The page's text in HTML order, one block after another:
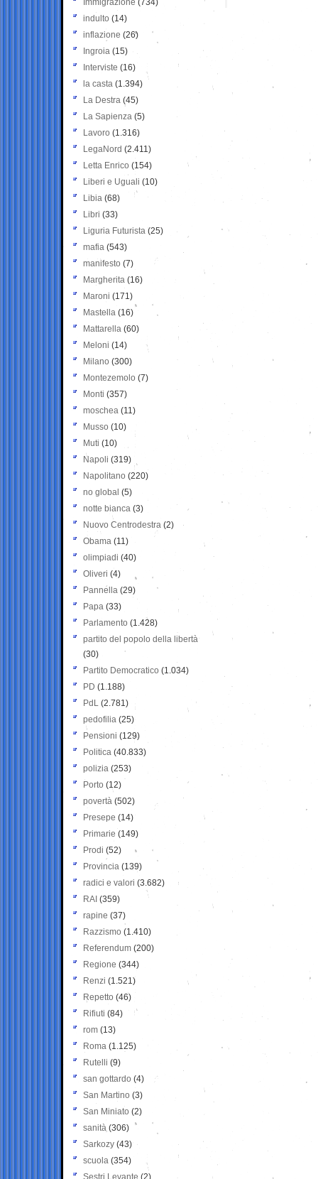
Immigrazione (734)
indulto (14)
inflazione (26)
Ingroia (15)
Interviste (16)
la casta (1.394)
La Destra (45)
La Sapienza (5)
Lavoro (1.316)
LegaNord (2.411)
Letta Enrico (154)
Liberi e Uguali (10)
Libia (68)
Libri (33)
Liguria Futurista (25)
mafia (543)
manifesto (7)
Margherita (16)
Maroni (171)
Mastella (16)
Mattarella (60)
Meloni (14)
Milano (300)
Montezemolo (7)
Monti (357)
moschea (11)
Musso (10)
Muti (10)
Napoli (319)
Napolitano (220)
no global (5)
notte bianca (3)
Nuovo Centrodestra (2)
Obama (11)
olimpiadi (40)
Oliveri (4)
Pannella (29)
Papa (33)
Parlamento (1.428)
partito del popolo della libertà
(30)
Partito Democratico (1.034)
PD (1.188)
PdL (2.781)
pedofilia (25)
Pensioni (129)
Politica (40.833)
polizia (253)
Porto (12)
povertà (502)
Presepe (14)
Primarie (149)
Prodi (52)
Provincia (139)
radici e valori (3.682)
RAI (359)
rapine (37)
Razzismo (1.410)
Referendum (200)
Regione (344)
Renzi (1.521)
Repetto (46)
Rifiuti (84)
rom (13)
Roma (1.125)
Rutelli (9)
san gottardo (4)
San Martino (3)
San Miniato (2)
sanità (306)
Sarkozy (43)
scuola (354)
Sestri Levante (2)